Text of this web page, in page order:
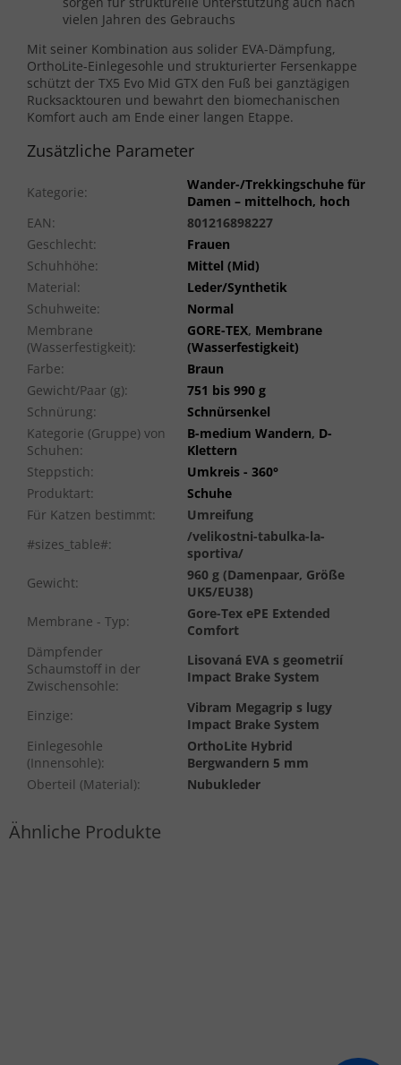
vielen Jahren des Gebrauchs
Mit seiner Kombination aus solider EVA-Dämpfung,
OrthoLite-Einlegesohle und strukturierter Fersenkappe
schützt der TX5 Evo Mid GTX den Fuß bei ganztägigen
Rucksacktouren und bewahrt den biomechanischen
Komfort auch am Ende einer langen Etappe.
Zusätzliche Parameter
Kategorie:
Wander-/Trekkingschuhe für
Damen – mittelhoch, hoch
EAN:
801216898227
Geschlecht:
Frauen
Schuhhöhe:
Mittel (Mid)
Material:
Leder/Synthetik
Schuhweite:
Normal
Membrane
(Wasserfestigkeit):
GORE-TEX, Membrane
(Wasserfestigkeit)
Farbe:
Braun
Gewicht/Paar (g):
751 bis 990 g
Schnürung:
Schnürsenkel
Kategorie (Gruppe) von
Schuhen:
B-medium Wandern, D-
Klettern
Steppstich:
Umkreis - 360°
Produktart:
Schuhe
Für Katzen bestimmt:
Umreifung
#sizes_table#:
/velikostni-tabulka-la-
sportiva/
Gewicht:
960 g (Damenpaar, Größe
UK5/EU38)
Membrane - Typ:
Gore-Tex ePE Extended
Comfort
Dämpfender
Schaumstoff in der
Zwischensohle:
Lisovaná EVA s geometrií
Impact Brake System
Einzige:
Vibram Megagrip s lugy
Impact Brake System
Einlegesohle
(Innensohle):
OrthoLite Hybrid
Bergwandern 5 mm
Oberteil (Material): Nubukleder